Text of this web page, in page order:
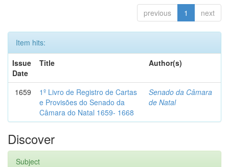
previous 1 next
Item hits:
Issue
Date
Title Author(s)
1659
1º Livro de Registro de Cartas
e Provisões do Senado da
Câmara do Natal 1659- 1668
Senado da Câmara
de Natal
Discover
Subject